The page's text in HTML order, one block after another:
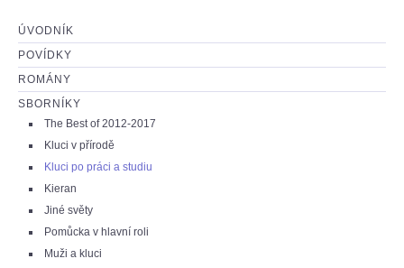
ČÍST POVÍDKY
NAPSAT POVÍDKU
ÚVODNÍK
POVÍDKY
ROMÁNY
SBORNÍKY
The Best of 2012-2017
Kluci v přírodě
Kluci po práci a studiu
Kieran
Jiné světy
Pomůcka v hlavní roli
Muži a kluci